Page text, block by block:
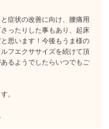
症状の改善に向け、腰痛用
ったりした事もあり、起床
思います！今後もうま様の
フエクササイズを続けて頂
るようでしたらいつでもご
。